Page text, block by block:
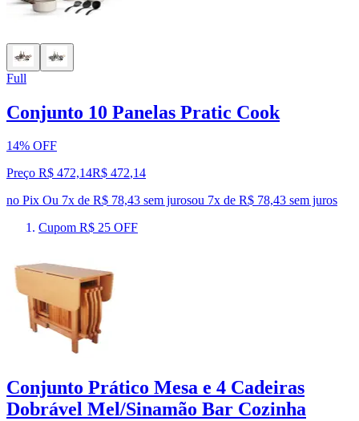
Full
Conjunto 10 Panelas Pratic Cook
14% OFF
Preço R$ 472,14R$ 472,14
no Pix Ou 7x de R$ 78,43 sem jurosou 7x de R$ 78,43 sem juros
Cupom R$ 25 OFF
Conjunto Prático Mesa e 4 Cadeiras
Dobrável Mel/Sinamão Bar Cozinha